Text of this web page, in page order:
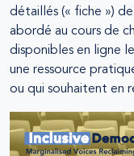
détaillés (« fiche »)
abordé au cours de
disponibles en ligne
une ressource
ou qui souhaitent en